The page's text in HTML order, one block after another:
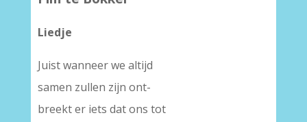
Liedje
Juist wanneer we altijd
samen zullen zijn ont-
breekt er iets dat ons tot